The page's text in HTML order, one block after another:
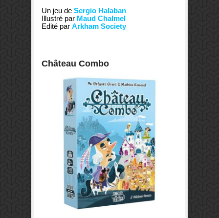
Un jeu de Sergio Halaban
Illustré par Maud Chalmel
Edité par Arkham Society
Château Combo